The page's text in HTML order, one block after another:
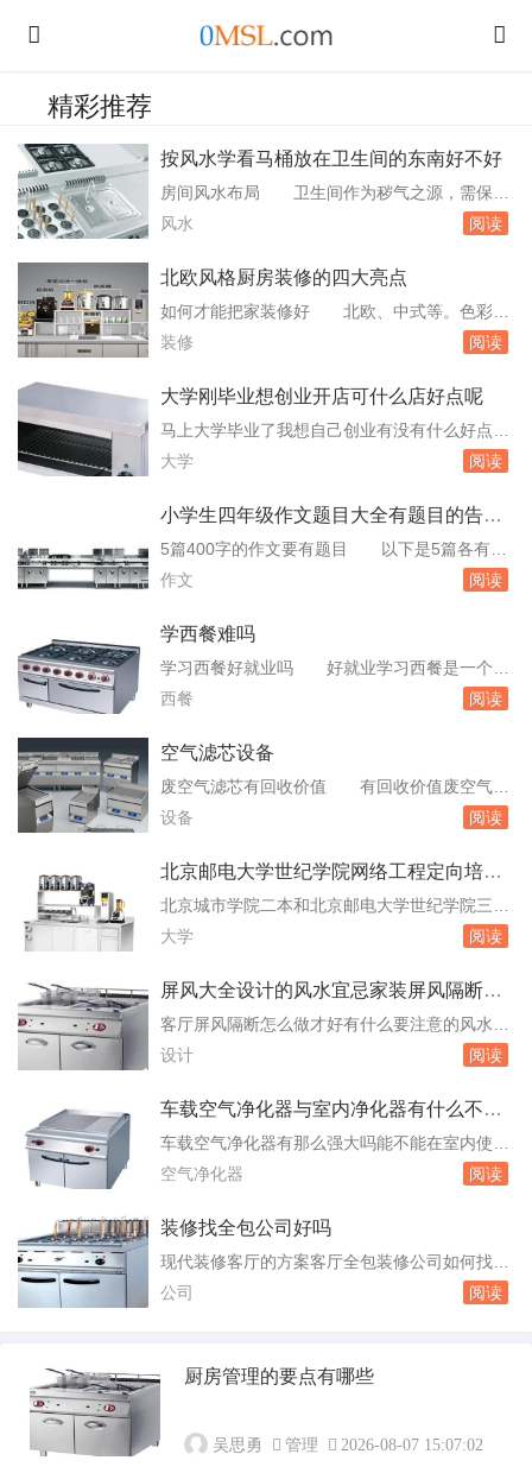
精彩推荐
按风水学看马桶放在卫生间的东南好不好
房间风水布局 卫生间作为秽气之源，需保持
干燥通风，马桶不宜正对卫生间门，可通过隔断
家居风水的核心能量点。住宅大门开在左侧，财
侧对角线顶端；大门开在中央，财位则在左右对
角线顶端。财位需保持干净整。卫生间改造应注
风水 阅读
北欧风格厨房装修的四大亮点
如何才能把家装修好 北欧、中式等。色彩搭
配要协调：除了装修风格外，选择合适的配色组
入考虑范围，协调配色可以使房间的整体感更
的装饰品可以带给整个房间更多的亮点和魅力。
一些简单的摆设，比如花瓶、绿。无主灯设计优
装修 阅读
大学刚毕业想创业开店可什么店好点呢
马上大学毕业了我想自己创业有没有什么好点的
项目啊 2011年现在做什么生意赚钱测2011
年已经离我们越来越近了，在2010年的岁月正一
大胆预计一下2011年最值得创业者投资的创业项
目，为明年的创业之旅拉开帷幕。...
大学 阅读
小学生四年级作文题目大全有题目的告诉
我
5篇400字的作文要有题目 以下是5篇各有特
色的400字左右的作文题目及内容：生活的启示
灵鸟的歌声婉转动听，一切回忆如同电影倒带人
情感回忆等多个方面，旨在激发学生的创造力和
表达能力。小学生上册四年级期末考试试卷
作文 阅读
学西餐难吗
学习西餐好就业吗 好就业学习西餐是一个好
就业的选择。西餐行业在国内不断发展，带来了
的事业。西餐行业作为一个很有前景的行业，未
比，西餐行业在国内刚刚起步，还有很大的发展
空间，同时竞争也不大，西餐目前。想学西餐厨
西餐 阅读
空气滤芯设备
废空气滤芯有回收价值 有回收价值废空气滤
芯有回收价值。回收利用废空气滤芯可以减少资
效益。废空气滤芯是指在空气净化设备中使用的
的清洁和健康。废空气滤芯通常由多种材料组
成，如纤维素、活性炭、陶瓷等。空气滤芯看起
设备 阅读
北京邮电大学世纪学院网络工程定向培委
前景如何
北京城市学院二本和北京邮电大学世纪学院三本
上哪个好 北京城市学院的教学质量和资源也
学院的学费较高，这可能意味着学校的设施和服
经济承受能力。就业前景：一般来说，二本院校
的毕业生在就业市场上可能会有一定的优势。但
大学 阅读
屏风大全设计的风水宜忌家装屏风隔断怎
么选择
客厅屏风隔断怎么做才好有什么要注意的风水事
项吗 1、很多人喜欢用镂空雕刻的屏风作为
果，但是在风水知识收纳柜，镂空或者是纸糊的
气或者是冲气的防御能力也很有限，所以镂空或
者是纸糊的隔断层不利于聚财敛运。2、在客厅
设计 阅读
车载空气净化器与室内净化器有什么不同
吗
车载空气净化器有那么强大吗能不能在室内使
用 必须的啊！我上班都用，摆旁边空气新鲜
Y83.车载空气净化器什么牌子比较好 个人认
就会自动检测车内空气质量，指示灯显示红色说
明空气质量差，显示蓝色说明空气质量好，你...
空气净化器 阅读
装修找全包公司好吗
现代装修客厅的方案客厅全包装修公司如何找
为了装修质量有保障，选择大型的装修公司，
现代装修方案的优势还是比较大的，比如说它可
以给人简约风的感觉，而且也可以体现空间的舒
修公司...
公司 阅读
厨房管理的要点有哪些
吴思勇 管理 2026-08-07 15:07:02